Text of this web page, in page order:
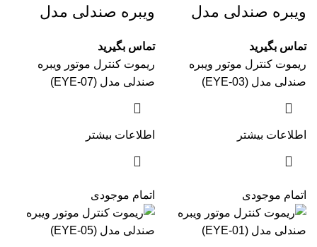
ویبره صندلی مدل
تماس بگیرید
ریموت کنترل موتور ویبره
صندلی مدل (EYE-03)
اطلاعات بیشتر
ویبره صندلی مدل
تماس بگیرید
ریموت کنترل موتور ویبره
صندلی مدل (EYE-07)
اطلاعات بیشتر
اتمام موجودی اتمام موجودی